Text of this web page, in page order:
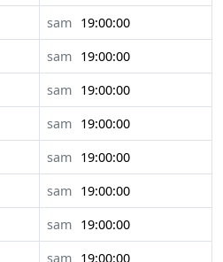
sam 19:00:00
sam 19:00:00
sam 19:00:00
sam 19:00:00
sam 19:00:00
sam 19:00:00
sam 19:00:00
sam 19:00:00